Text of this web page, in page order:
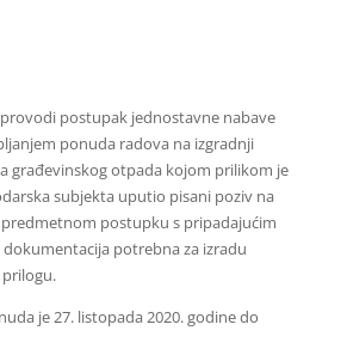
postupak jednostavne nabave
ponuda radova na izgradnji
građevinskog otpada kojom prilikom je
subjekta uputio pisani poziv na
postupku s pripadajućim
potrebna za izradu
je 27. listopada 2020. godine do